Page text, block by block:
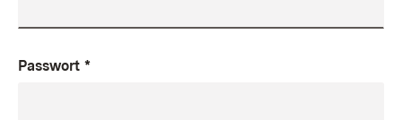
Passwort *